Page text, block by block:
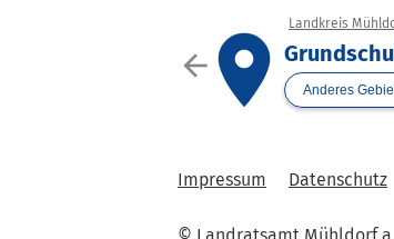
arrow_backplace
Landkreis
Anderes
Impressum Datenschutz